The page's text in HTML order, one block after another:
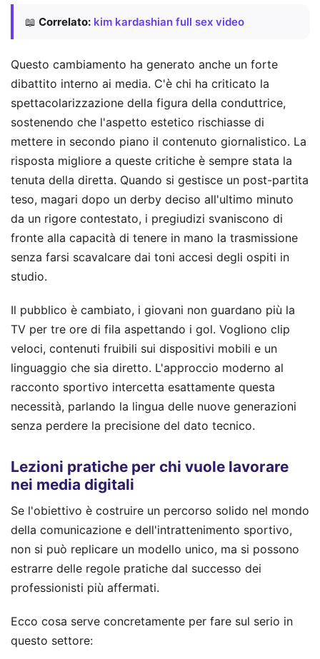
📖 Correlato: kim kardashian full sex video
Questo cambiamento ha generato anche un forte
dibattito interno ai media. C'è chi ha criticato la
spettacolarizzazione della figura della conduttrice,
sostenendo che l'aspetto estetico rischiasse di
mettere in secondo piano il contenuto giornalistico. La
risposta migliore a queste critiche è sempre stata la
tenuta della diretta. Quando si gestisce un post-partita
teso, magari dopo un derby deciso all'ultimo minuto
da un rigore contestato, i pregiudizi svaniscono di
fronte alla capacità di tenere in mano la trasmissione
senza farsi scavalcare dai toni accesi degli ospiti in
studio.
Il pubblico è cambiato, i giovani non guardano più la
TV per tre ore di fila aspettando i gol. Vogliono clip
veloci, contenuti fruibili sui dispositivi mobili e un
linguaggio che sia diretto. L'approccio moderno al
racconto sportivo intercetta esattamente questa
necessità, parlando la lingua delle nuove generazioni
senza perdere la precisione del dato tecnico.
Lezioni pratiche per chi vuole lavorare
nei media digitali
Se l'obiettivo è costruire un percorso solido nel mondo
della comunicazione e dell'intrattenimento sportivo,
non si può replicare un modello unico, ma si possono
estrarre delle regole pratiche dal successo dei
professionisti più affermati.
Ecco cosa serve concretamente per fare sul serio in
questo settore: